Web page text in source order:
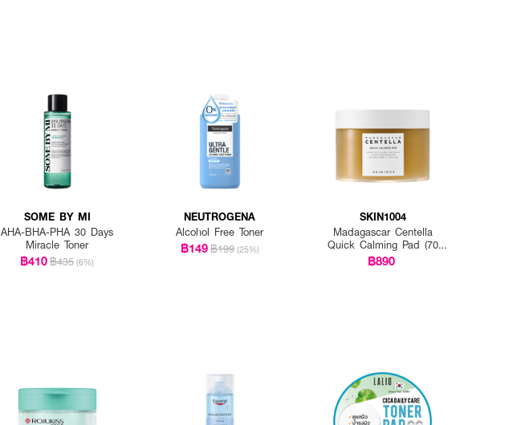
SOME BY MI
AHA-BHA-PHA 30 Days
Miracle Toner
฿410฿435 (6%)
NEUTROGENA
Alcohol Free Toner
฿149฿199 (25%)
SKIN1004
Madagascar Centella
Quick Calming Pad (70
Pads)
฿890